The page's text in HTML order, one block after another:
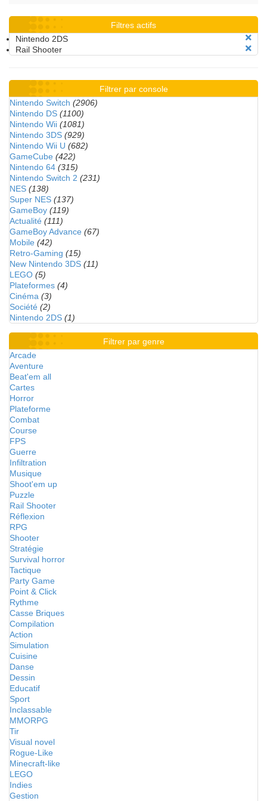
Filtres actifs
Nintendo 2DS
Rail Shooter
Filtrer par console
Nintendo Switch (2906)
Nintendo DS (1100)
Nintendo Wii (1081)
Nintendo 3DS (929)
Nintendo Wii U (682)
GameCube (422)
Nintendo 64 (315)
Nintendo Switch 2 (231)
NES (138)
Super NES (137)
GameBoy (119)
Actualité (111)
GameBoy Advance (67)
Mobile (42)
Retro-Gaming (15)
New Nintendo 3DS (11)
LEGO (5)
Plateformes (4)
Cinéma (3)
Société (2)
Nintendo 2DS (1)
Filtrer par genre
Arcade
Aventure
Beat'em all
Cartes
Horror
Plateforme
Combat
Course
FPS
Guerre
Infiltration
Musique
Shoot'em up
Puzzle
Rail Shooter
Réflexion
RPG
Shooter
Stratégie
Survival horror
Tactique
Party Game
Point & Click
Rythme
Casse Briques
Compilation
Action
Simulation
Cuisine
Danse
Dessin
Educatif
Sport
Inclassable
MMORPG
Tir
Visual novel
Rogue-Like
Minecraft-like
LEGO
Indies
Gestion